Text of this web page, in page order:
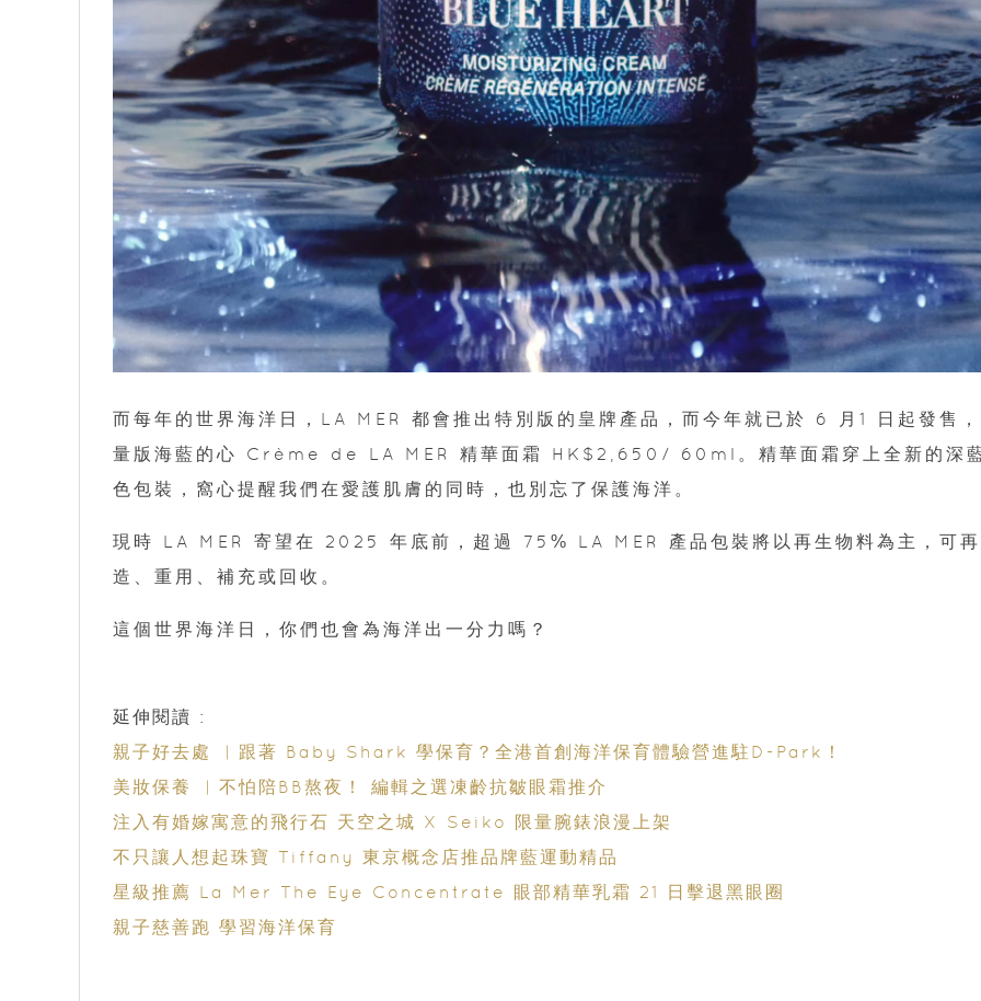
而每年的世界海洋日，LA MER 都會推出特別版的皇牌產品，而今年就已於 6 月1 日起發售
量版海藍的心 Crème de LA MER 精華面霜 HK$2,650/ 60ml。精華面霜穿上全新的深
色包裝，窩心提醒我們在愛護肌膚的同時，也別忘了保護海洋。
現時 LA MER 寄望在 2025 年底前，超過 75% LA MER 產品包裝將以再生物料為主，可再
造、重用、補充或回收。
這個世界海洋日，你們也會為海洋出一分力嗎？
延伸閱讀 :
親子好去處 ︳跟著 Baby Shark 學保育？全港首創海洋保育體驗營進駐D-Park！
美妝保養 ︳不怕陪BB熬夜！ 編輯之選凍齡抗皺眼霜推介
注入有婚嫁寓意的飛行石 天空之城 X Seiko 限量腕錶浪漫上架
不只讓人想起珠寶 Tiffany 東京概念店推品牌藍運動精品
星級推薦 La Mer The Eye Concentrate 眼部精華乳霜 21 日擊退黑眼圈
親子慈善跑 學習海洋保育